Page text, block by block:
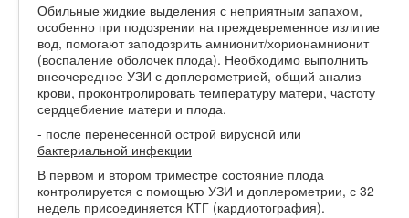
Обильные жидкие выделения с неприятным запахом,
особенно при подозрении на преждевременное излитие
вод, помогают заподозрить амнионит/хорионамнионит
(воспаление оболочек плода). Необходимо выполнить
внеочередное УЗИ с доплерометрией, общий анализ
крови, проконтролировать температуру матери, частоту
сердцебиение матери и плода.
- после перенесенной острой вирусной или
бактериальной инфекции
В первом и втором триместре состояние плода
контролируется с помощью УЗИ и доплерометрии, с 32
недель присоединяется КТГ (кардиотография).